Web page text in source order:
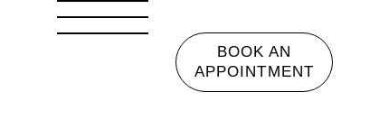
BOOK AN
APPOINTMENT